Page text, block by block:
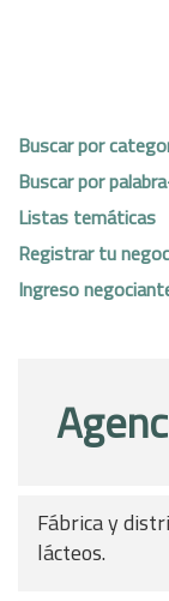
Buscar por
Buscar por
Listas temáticas
Registrar tu
Ingreso
Fábrica y
lácteos.